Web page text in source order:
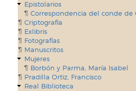
Epistolarios
Correspondencia del conde de
Criptografía
Exlibris
Fotografías
Manuscritos
Mujeres
Borbón y Parma, María Isabel
Pradilla Ortiz, Francisco
Real Biblioteca